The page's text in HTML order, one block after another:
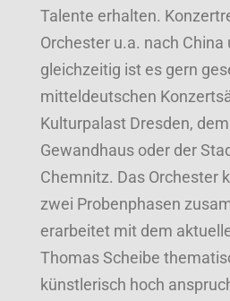
Talente erhalten.
Orchester u.a. nach China
gleichzeitig ist es gern
mitteldeutschen
Kulturpalast Dresden,
Gewandhaus oder der
Chemnitz. Das Orchester
zwei Probenphasen
erarbeitet mit dem
Thomas Scheibe
künstlerisch hoch